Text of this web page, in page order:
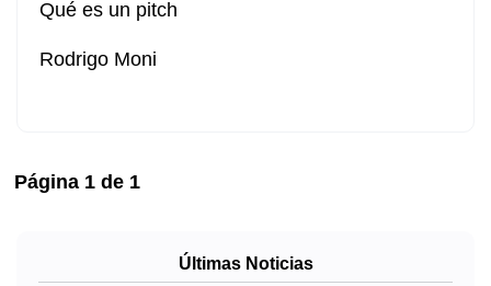
Qué es un pitch
Rodrigo Moni
Página 1 de 1
Últimas Noticias